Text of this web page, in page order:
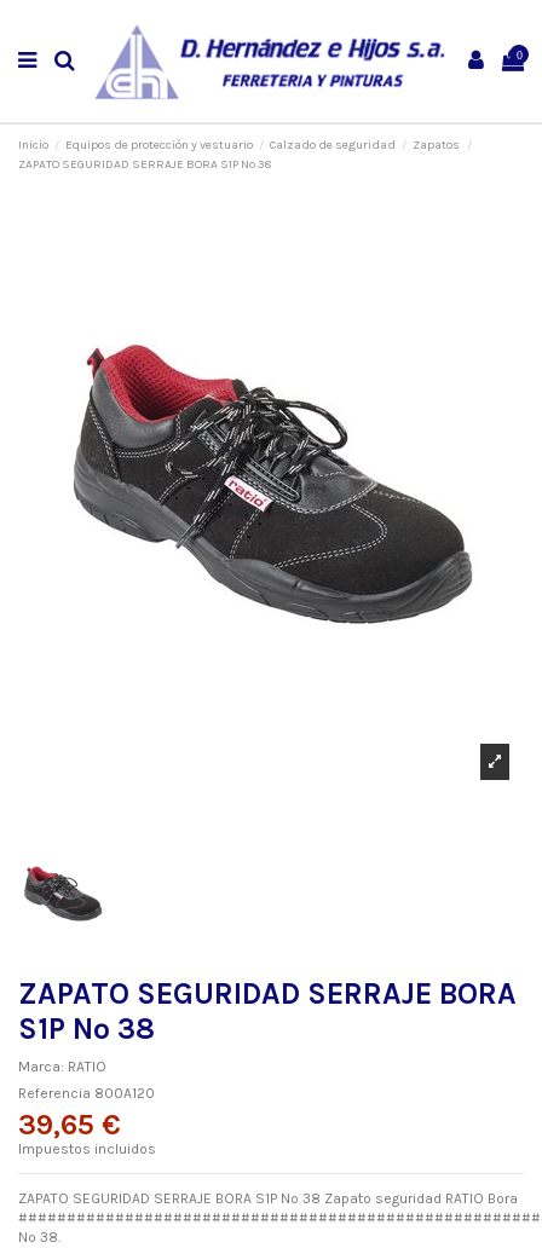
0
Inicio Equipos de protección y vestuario Calzado de seguridad
Zapatos
ZAPATO SEGURIDAD SERRAJE BORA S1P Nº 38
ZAPATO SEGURIDAD SERRAJE BORA
S1P Nº 38
Marca: RATIO
Referencia 800A120
39,65 €
Impuestos incluidos
ZAPATO SEGURIDAD SERRAJE BORA S1P Nº 38 Zapato seguridad RATIO Bora
Nº 38.